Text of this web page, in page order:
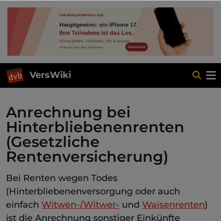
VersWiki
Anrechnung bei
Hinterbliebenenrenten
(Gesetzliche
Rentenversicherung)
Bei Renten wegen Todes
(Hinterbliebenenversorgung oder auch
einfach Witwen-/Witwer- und Waisenrenten)
ist die Anrechnung sonstiger Einkünfte